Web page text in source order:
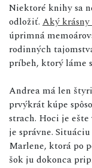
Niektoré knihy sa
odložiť. Aký krásny
úprimná
rodinných
príbeh, ktorý láme
Andrea má len
prvýkrát kúpe
strach. Hoci je
je správne.
Marlene, ktorá po
šok ju dokonca